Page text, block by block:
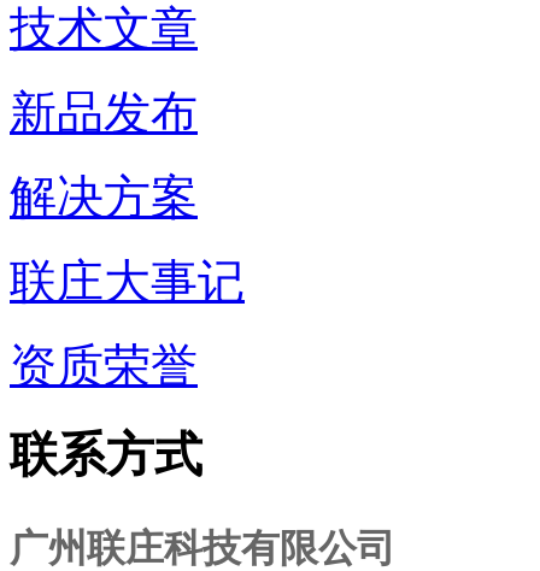
技术文章
新品发布
解决方案
联庄大事记
资质荣誉
联系方式
广州联庄科技有限公司